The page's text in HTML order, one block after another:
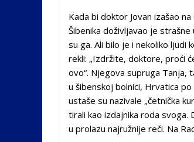
Kada bi doktor Jovan izašao
Šibenika do­ži­vlja­vao je stra­šne
su ga. Ali bi­lo je i ne­ko­li­ko lju­di
re­kli: „Iz­dr­ži­te, dok­to­re, pro­ći
ovo“. Njegova supruga Tanja,
u šibenskoj bolnici, Hrvatica po
ustaše su nazivale „četnička
ti­ra­li kao iz­daj­ni­ka ro­da svo­ga.
u pro­la­zu naj­ru­žni­je re­či. Na